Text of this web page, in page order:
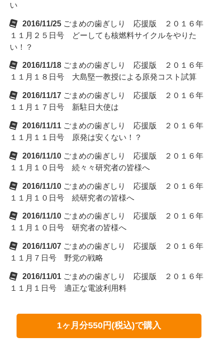
い
2016/11/25 ごまめの歯ぎしり 応援版 ２０１６年
１１月２５日号 どーしても核燃料サイクルをやりた
い！？
2016/11/18 ごまめの歯ぎしり 応援版 ２０１６年
１１月１８日号 大島堅一教授による原発コスト試算
2016/11/17 ごまめの歯ぎしり 応援版 ２０１６年
１１月１７日号 新駐日大使は
2016/11/11 ごまめの歯ぎしり 応援版 ２０１６年
１１月１１日号 原発は安くない！？
2016/11/10 ごまめの歯ぎしり 応援版 ２０１６年
１１月１０日号 続々々研究者の皆様へ
2016/11/10 ごまめの歯ぎしり 応援版 ２０１６年
１１月１０日号 続研究者の皆様へ
2016/11/10 ごまめの歯ぎしり 応援版 ２０１６年
１１月１０日号 研究者の皆様へ
2016/11/07 ごまめの歯ぎしり 応援版 ２０１６年
１１月７日号 野党の戦略
2016/11/01 ごまめの歯ぎしり 応援版 ２０１６年
１１月１日号 適正な電波利用料
1ヶ月分550円(税込)で購入